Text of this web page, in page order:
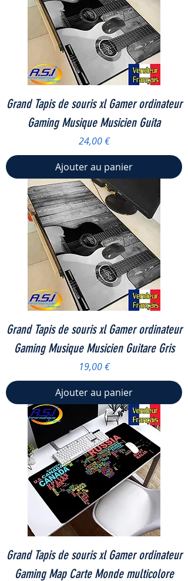
Grand Tapis de souris xl Gamer ordinateur
Gaming Musique Musicien Guita
Prix
24,00 €
Ajouter au panier
Grand Tapis de souris xl Gamer ordinateur
Gaming Musique Musicien Guitare Gris
Prix
19,00 €
Ajouter au panier
Grand Tapis de souris xl Gamer ordinateur
Gaming Map Carte Monde multicolore